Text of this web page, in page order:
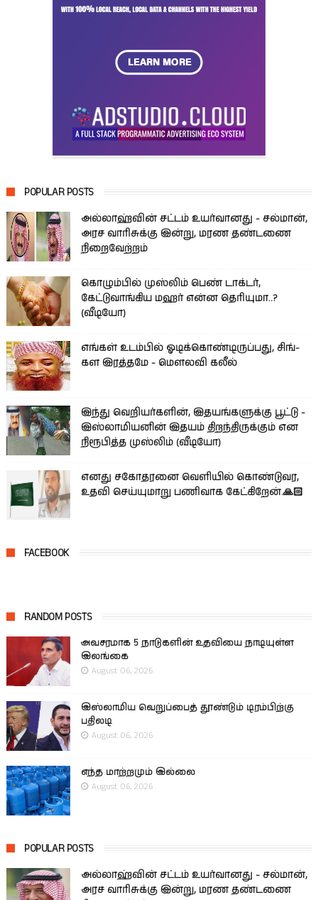
POPULAR POSTS
அல்லாஹ்வின் சட்டம் உயர்வானது - சல்மான்,
அரச வாரிசுக்கு இன்று, மரண தண்டணை
நிறைவேற்றம்
கொழும்பில் முஸ்லிம் பெண் டாக்டர்,
கேட்டுவாங்கிய மஹர் என்ன தெரியுமா..?
(வீடியோ)
எங்கள் உடம்பில் ஓடிக்­கொண்­டி­ருப்­பது, சிங்­
கள இரத்­தமே - மௌலவி கலீல்
இந்து வெறியர்களின், இதயங்களுக்கு பூட்டு -
இஸ்லாமியனின் இதயம் திறந்திருக்கும் என
நிரூபித்த முஸ்லிம் (வீடியோ)
எனது சகோதரனை வெளியில் கொண்டுவர,
உதவி செய்யுமாறு பணிவாக கேட்கிறேன்.🙏🏻
FACEBOOK
RANDOM POSTS
அவசரமாக 5 நாடுகளின் உதவியை நாடியுள்ள
இலங்கை
August 06, 2026
இஸ்லாமிய வெறுப்பைத் தூண்டும் டிரம்பிற்கு
பதிலடி
August 06, 2026
எந்த மாற்றமும் இல்லை
August 06, 2026
POPULAR POSTS
அல்லாஹ்வின் சட்டம் உயர்வானது - சல்மான்,
அரச வாரிசுக்கு இன்று, மரண தண்டணை